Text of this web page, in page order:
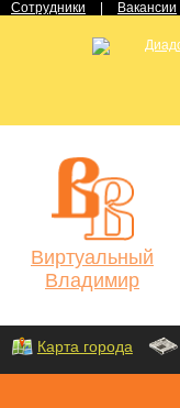
Сотрудники Вакансии
Виртуальный
Владимир
Карта города